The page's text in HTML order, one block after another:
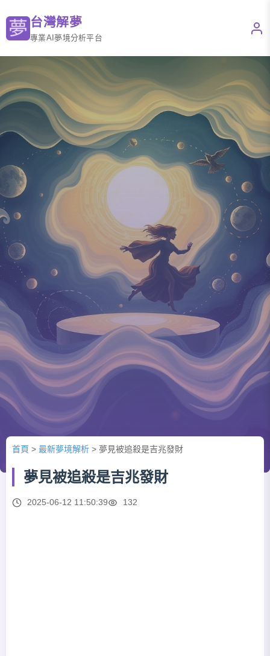
台灣解夢
專業AI夢境分析平台
首頁 > 最新夢境解析 > 夢見被追殺是吉兆發財
夢見被追殺是吉兆發財
2025-06-12 11:50:39 132